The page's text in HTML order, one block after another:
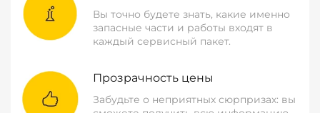
Вы точно будете знать, какие именно
запасные части и работы входят в
каждый сервисный пакет.
Прозрачность цены
Забудьте о неприятных сюрпризах: вы